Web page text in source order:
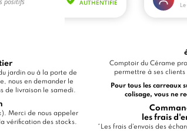
jardin ou à la porte de
nous en demander le
de livraison le samedi.
Merci de nous appeler
vérification des stocks.
Comptoir du Cérame
permettre à ses
Pour tous les carreaux
colisage, vous ne
les frais
*Les frais d'envois des